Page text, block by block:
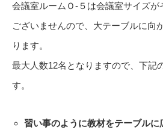
会議室ルームＯ-５は会議室サイズが
ございませんので、大テーブルに向
ります。
最大人数12名となりますので、下記
す。
習い事のように教材をテーブルに